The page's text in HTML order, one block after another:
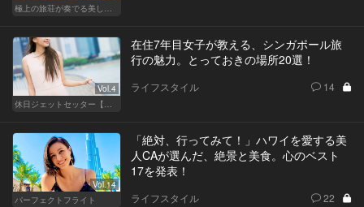
極上の旅荘が奏でる美しき寛ぎ
Vol.4
休日ジェットセッター【厳選スポット編】
在住7年目女子が教える、シンガポール旅
行の魅力。とっておきの場所20選！
ライフスタイル 14
Vol.14
パーフェクトフライト
「絶対、行ってみて！」ハワイを愛する美
人CAが選んだ、絶景と美食。心のベスト
17を発表！
ライフスタイル 22